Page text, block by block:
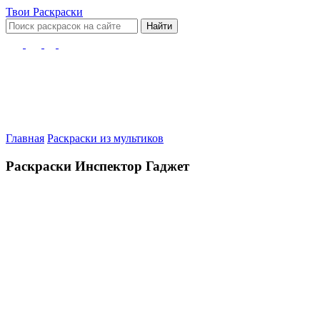
Твои Раскраски
Найти
Главная Раскраски из мультиков
Раскраски Инспектор Гаджет